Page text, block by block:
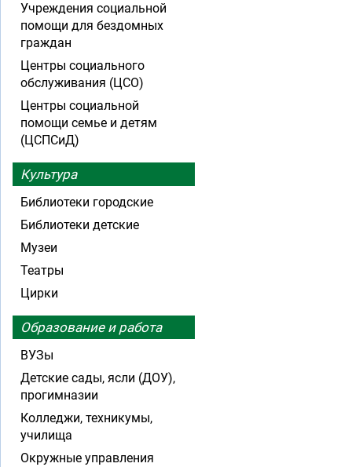
Учреждения социальной
помощи для бездомных
граждан
Центры социального
обслуживания (ЦСО)
Центры социальной
помощи семье и детям
(ЦСПСиД)
Культура
Библиотеки городские
Библиотеки детские
Музеи
Театры
Цирки
Образование и работа
ВУЗы
Детские сады, ясли (ДОУ),
прогимназии
Колледжи, техникумы,
училища
Окружные управления